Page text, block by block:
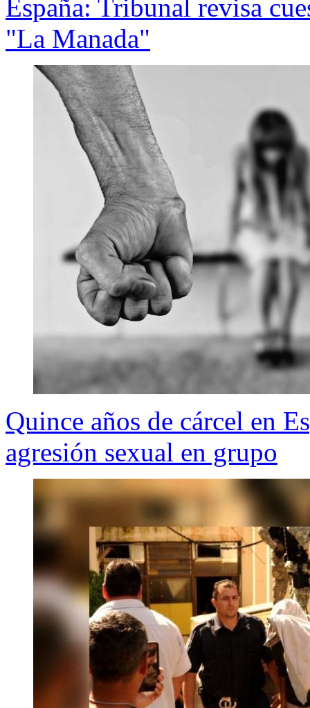
España: Tribunal revisa
"La Manada"
Quince años de cárcel en
agresión sexual en grupo